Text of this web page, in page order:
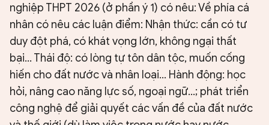
nghiệp THPT 2026 (ở phần ý 1) có nêu: Về phía cá
nhân có nêu các luận điểm: Nhận thức: cần có tư
duy đột phá, có khát vọng lớn, không ngại thất
bại... Thái độ: có lòng tự tôn dân tộc, muốn cống
hiến cho đất nước và nhân loại... Hành động: học
hỏi, nâng cao năng lực số, ngoại ngữ...; phát triển
công nghệ để giải quyết các vấn đề của đất nước